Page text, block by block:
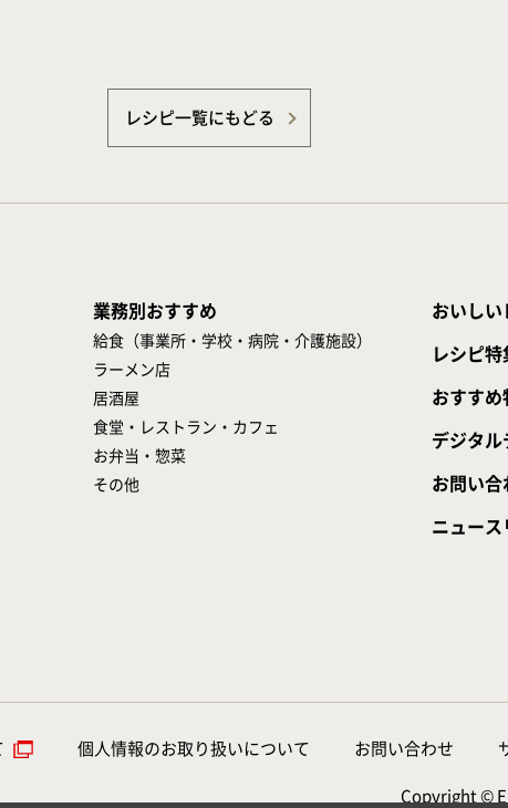
レシピ一覧にもどる
業務別おすすめ
給食（事業所・学校・病院・介護施設）
ラーメン店
居酒屋
食堂・レストラン・カフェ
お弁当・惣菜
その他
おいしい
レシピ特
おすすめ
デジタル
お問い合
ニュース
個人情報のお取り扱いについて お問い合わせ
Copyright ©